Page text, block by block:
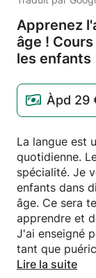
Apprenez
âge !
les enfants
Àpd 29
La langue est
quotidienne.
spécialité. Je
enfants dans
âge. Ce sera
apprendre et
J'ai enseigné
tant que
milieux et je
Lire la suite